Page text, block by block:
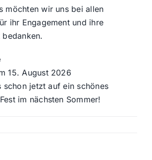
möchten wir uns bei allen
ihr Engagement und ihre
bedanken.
15. August 2026
schon jetzt auf ein schönes
im nächsten Sommer!